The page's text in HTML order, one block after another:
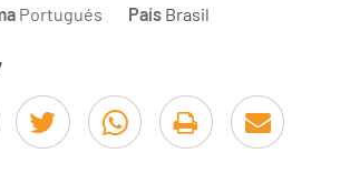
Portugués País Brasil